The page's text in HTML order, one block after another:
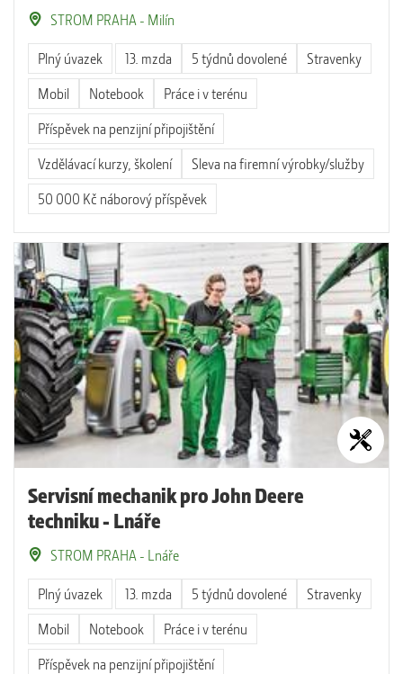
STROM PRAHA - Milín
Plný úvazek 13. mzda 5 týdnů dovolené
Stravenky
Mobil
Notebook
Práce i v terénu
Příspěvek na penzijní připojištění
Vzdělávací kurzy, školení
Sleva na firemní výrobky/služby
50 000 Kč náborový příspěvek
Servisní mechanik pro John Deere
techniku - Lnáře
STROM PRAHA - Lnáře
Plný úvazek 13. mzda 5 týdnů dovolené
Stravenky
Mobil
Notebook
Práce i v terénu
Příspěvek na penzijní připojištění